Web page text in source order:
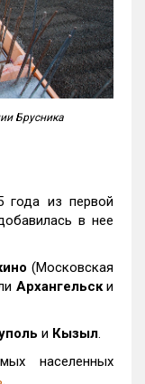
Брусника
года из первой
в нее
(Московская
Архангельски
и Кызыл.
населенных
.